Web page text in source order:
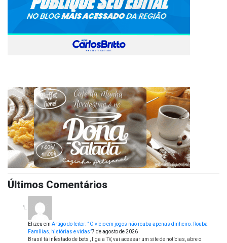
Últimos Comentários
Elizeu em Artigo do leitor: ” O vício em jogos não rouba apenas dinheiro. Rouba
Famílias, histórias e vidas”7 de agosto de 2026
Brasil tá infestado de bets , liga a TV, vai acessar um site de notícias, abre o